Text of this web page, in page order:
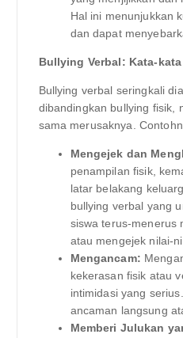
Hal ini menunjukkan
dan dapat
Bullying Verbal: Kata-
Bullying verbal seringkali
dibandingkan bullying fisik,
sama merusaknya.
Mengejek dan
penampilan fisik,
latar belakang
bullying verbal yang
siswa terus-menerus
atau mengejek nilai-
Mengancam:
kekerasan fisik atau
intimidasi yang
ancaman langsung
Memberi Julukan